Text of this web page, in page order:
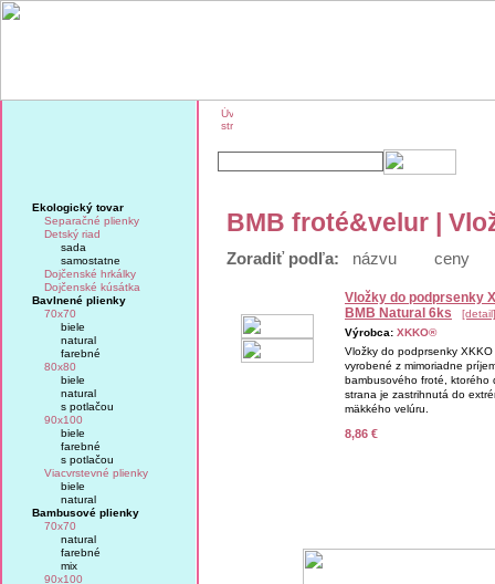
Ekologický tovar
Separačné plienky
Detský riad
sada
samostatne
Dojčenské hrkálky
Dojčenské kúsátka
Bavlnené plienky
70x70
biele
natural
farebné
80x80
biele
natural
s potlačou
90x100
biele
farebné
s potlačou
Viacvrstevné plienky
biele
natural
Bambusové plienky
70x70
natural
farebné
mix
90x100
BMB froté&velur |
Zoradiť podľa: názvu ceny
Vložky do podprsenky
BMB Natural 6ks
[detail]
Výrobca: XKKO®
Vložky do podprsenky XKKO
vyrobené z mimoriadne
bambusového froté, ktorého
strana je zastrihnutá do
mäkkého velúru.
8,86 €